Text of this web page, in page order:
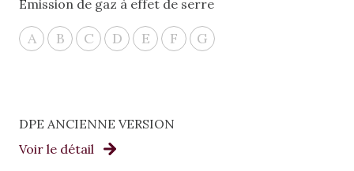
Emission de gaz à effet de serre
A B C D E F G
DPE ANCIENNE VERSION
Voir le détail